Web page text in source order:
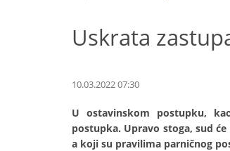
Uskrata
10.03.2022 07:30
U ostavinskom postupku,
postupka. Upravo stoga, sud
a koji su pravilima parničnog